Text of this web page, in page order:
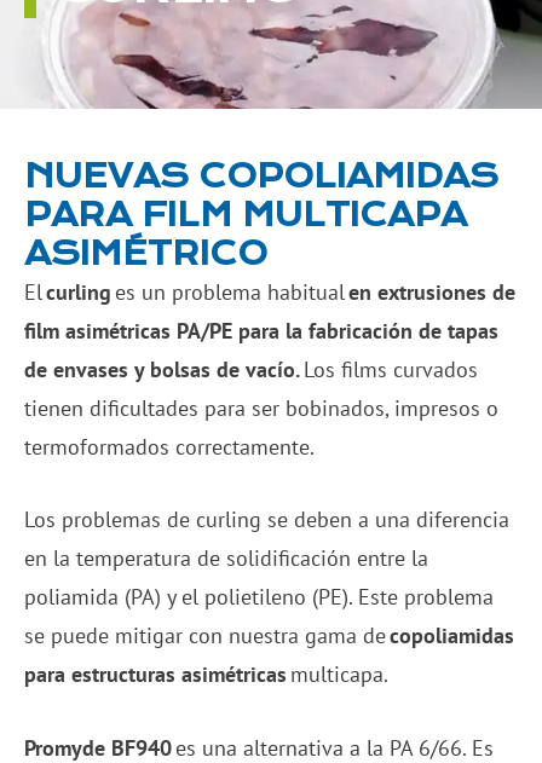
NUEVAS COPOLIAMIDAS
PARA FILM MULTICAPA
ASIMÉTRICO
Elcurling es un problema habitualen extrusiones de
film asimétricas PA/PE para la fabricación de tapas
de envases y bolsas de vacío.Los films curvados
tienen dificultades para ser bobinados, impresos o
termoformados correctamente.
Los problemas de curling se deben a una diferencia
en la temperatura de solidificación entre la
poliamida (PA) y el polietileno (PE). Este problema
se puede mitigar con nuestra gama decopoliamidas
para estructuras asimétricas multicapa.
Promyde BF940es una alternativa a la PA 6/66. Es